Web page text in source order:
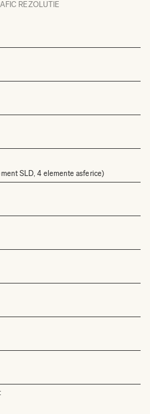
REZOLUTIE
SLD, 4 elemente asferice)